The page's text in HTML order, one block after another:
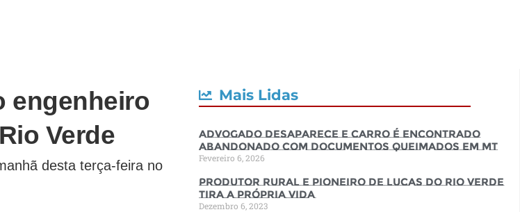
engenheiro
Verde
desta terça-feira no
Mais Lidas
Advogado desaparece e carro é encontrado
abandonado com documentos queimados em MT
Fevereiro 6, 2026
Produtor rural e pioneiro de Lucas do Rio Verde
tira a própria vida
Dezembro 6, 2023